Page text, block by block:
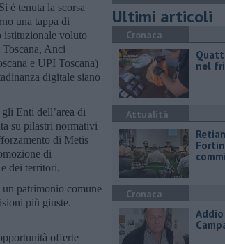
è tenuta la scorsa
una tappa di
istituzionale voluto
Anci
e UPI Toscana)
digitale siano
Enti dell’area di
su pilastri normativi
di Metis
di
dei territori.
patrimonio comune
più giuste.
offerte
Ultimi articoli
Cronaca
nel
Attualità
Cronaca